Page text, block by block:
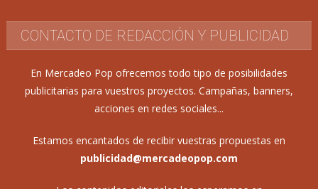
CONTACTO DE REDACCIÓN Y PUBLICIDAD
En Mercadeo Pop ofrecemos todo tipo de posibilidades
publicitarias para vuestros proyectos. Campañas, banners,
acciones en redes sociales...
Estamos encantados de recibir vuestras propuestas en
publicidad@mercadeopop.com